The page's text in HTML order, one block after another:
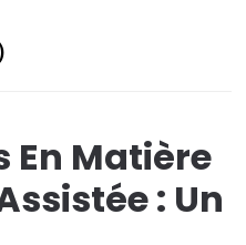
En Matière
: Un